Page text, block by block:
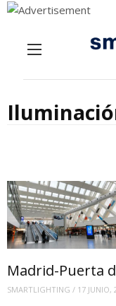
Madrid-Puerta
SMARTLIGHTING / 17 JUNIO,